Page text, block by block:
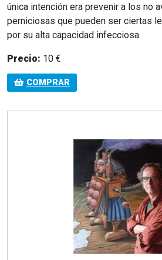
única intención era prevenir a los no
perniciosas que pueden ser ciertas
por su alta capacidad infecciosa.
Precio: 10 €
COMPRAR